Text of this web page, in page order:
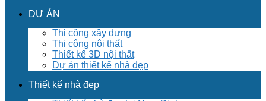
DỰ ÁN
Thi công xây dựng
Thi công nội thất
Thiết kế 3D nội thất
Dự án thiết kế nhà đẹp
Thiết kế nhà đẹp